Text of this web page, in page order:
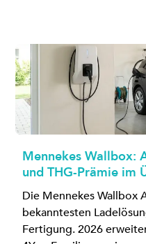
Mennekes Wallbox:
und THG-Prämie im
Die Mennekes Wallbox
bekanntesten
Fertigung. 2026